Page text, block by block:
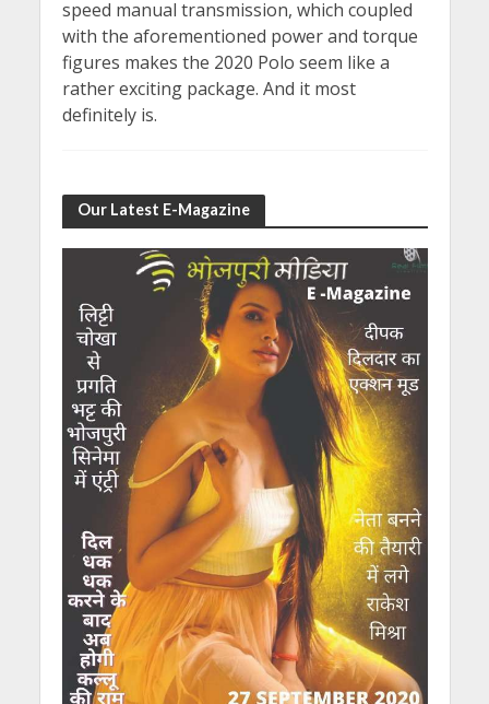
speed manual transmission, which coupled
with the aforementioned power and torque
figures makes the 2020 Polo seem like a
rather exciting package. And it most
definitely is.
Our Latest E-Magazine